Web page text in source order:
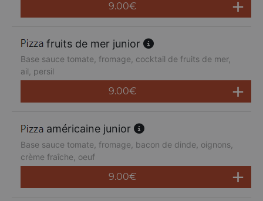
9.00€
fruits de mer junior
Base sauce tomate, fromage, cocktail de fruits de mer,
ail, persil
9.00€
américaine junior
Base sauce tomate, fromage, bacon de dinde, oignons,
crème fraîche, oeuf
9.00€